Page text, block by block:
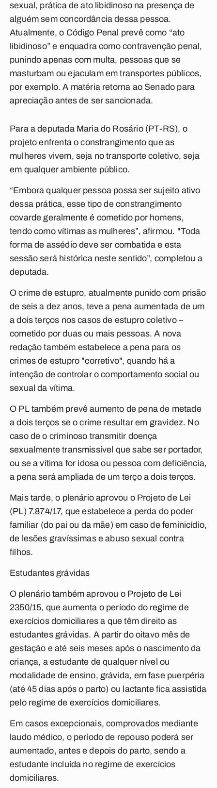
sexual, prática de ato libidinoso na presença de
alguém sem concordância dessa pessoa.
Atualmente, o Código Penal prevê como “ato
libidinoso” e enquadra como contravenção penal,
punindo apenas com multa, pessoas que se
masturbam ou ejaculam em transportes públicos,
por exemplo. A matéria retorna ao Senado para
apreciação antes de ser sancionada.
Para a deputada Maria do Rosário (PT-RS), o
projeto enfrenta o constrangimento que as
mulheres vivem, seja no transporte coletivo, seja
em qualquer ambiente público.
“Embora qualquer pessoa possa ser sujeito ativo
dessa prática, esse tipo de constrangimento
covarde geralmente é cometido por homens,
tendo como vítimas as mulheres”, afirmou. "Toda
forma de assédio deve ser combatida e esta
sessão será histórica neste sentido”, completou a
deputada.
O crime de estupro, atualmente punido com prisão
de seis a dez anos, teve a pena aumentada de um
a dois terços nos casos de estupro coletivo –
cometido por duas ou mais pessoas. A nova
redação também estabelece a pena para os
crimes de estupro "corretivo", quando há a
intenção de controlar o comportamento social ou
sexual da vítima.
O PL também prevê aumento de pena de metade
a dois terços se o crime resultar em gravidez. No
caso de o criminoso transmitir doença
sexualmente transmissível que sabe ser portador,
ou se a vítima for idosa ou pessoa com deficiência,
a pena será ampliada de um terço a dois terços.
Mais tarde, o plenário aprovou o Projeto de Lei
(PL) 7.874/17, que estabelece a perda do poder
familiar (do pai ou da mãe) em caso de feminicídio,
de lesões gravíssimas e abuso sexual contra
filhos.
Estudantes grávidas
O plenário também aprovou o Projeto de Lei
2350/15, que aumenta o período do regime de
exercícios domiciliares a que têm direito as
estudantes grávidas. A partir do oitavo mês de
gestação e até seis meses após o nascimento da
criança, a estudante de qualquer nível ou
modalidade de ensino, grávida, em fase puerpéria
(até 45 dias após o parto) ou lactante fica assistida
pelo regime de exercícios domiciliares.
Em casos excepcionais, comprovados mediante
laudo médico, o período de repouso poderá ser
aumentado, antes e depois do parto, sendo a
estudante incluída no regime de exercícios
domiciliares.